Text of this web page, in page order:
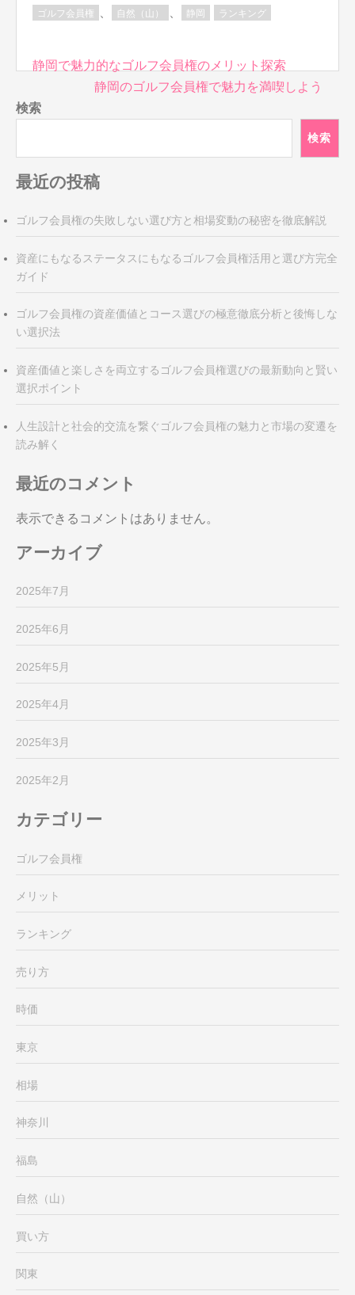
ゴルフ会員権 自然（山） 静岡 ランキング
投
ナ
ビ
ー
シ
ン
静岡で魅力的なゴルフ会員権のメリット探索
静岡のゴルフ会員権で魅力を満喫しよう
検索
検索
最近の投稿
ゴルフ会員権の失敗しない選び方と相場変動の秘密を徹底解説
資産にもなるステータスにもなるゴルフ会員権活用と選び方完全
ガイド
ゴルフ会員権の資産価値とコース選びの極意徹底分析と後悔しな
い選択法
資産価値と楽しさを両立するゴルフ会員権選びの最新動向と賢い
選択ポイント
人生設計と社会的交流を繋ぐゴルフ会員権の魅力と市場の変遷を
読み解く
最近のコメント
表示できるコメントはありません。
アーカイブ
2025年7月
2025年6月
2025年5月
2025年4月
2025年3月
2025年2月
カテゴリー
ゴルフ会員権
メリット
ランキング
売り方
時価
東京
相場
神奈川
福島
自然（山）
買い方
関東